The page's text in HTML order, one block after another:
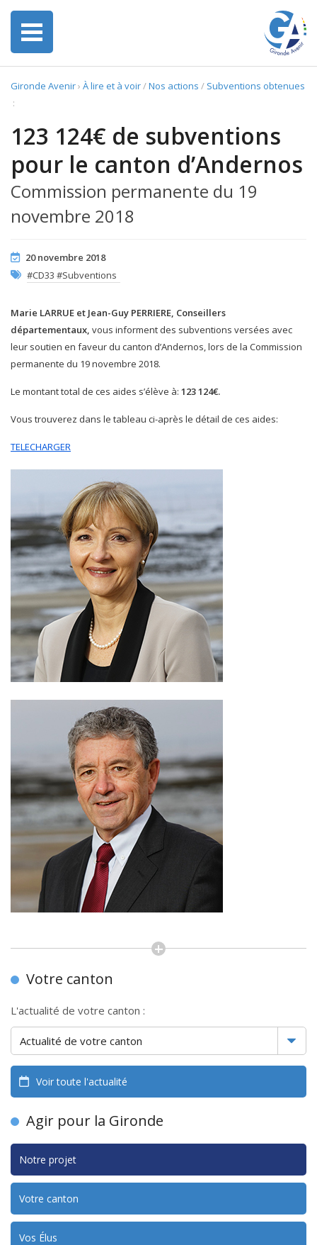
Gironde Avenir› À lire et à voir/Nos actions / Subventions obtenues
:
123 124€ de subventions
pour le canton d’Andernos
Commission permanente du 19
novembre 2018
20 novembre 2018
#CD33 #Subventions
Marie LARRUE et Jean-Guy PERRIERE, Conseillers
départementaux, vous informent des subventions versées avec
leur soutien en faveur du canton d’Andernos, lors de la Commission
permanente du 19 novembre 2018.
Le montant total de ces aides s’élève à: 123 124€.
Vous trouverez dans le tableau ci-après le détail de ces aides:
TELECHARGER
Votre canton
L'actualité de votre canton :
Voir toute l'actualité
Agir pour la Gironde
Notre projet
Votre canton
Vos Élus